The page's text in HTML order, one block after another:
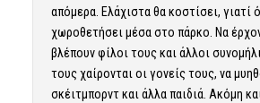
απόμερα. Ελάχιστα θα κοστίσει, γιατί
χωροθετήσει μέσα στο πάρκο. Να
βλέπουν φίλοι τους και άλλοι
τους χαίρονται οι γονείς τους, να
σκέιτμπορντ και άλλα παιδιά. Ακόμη